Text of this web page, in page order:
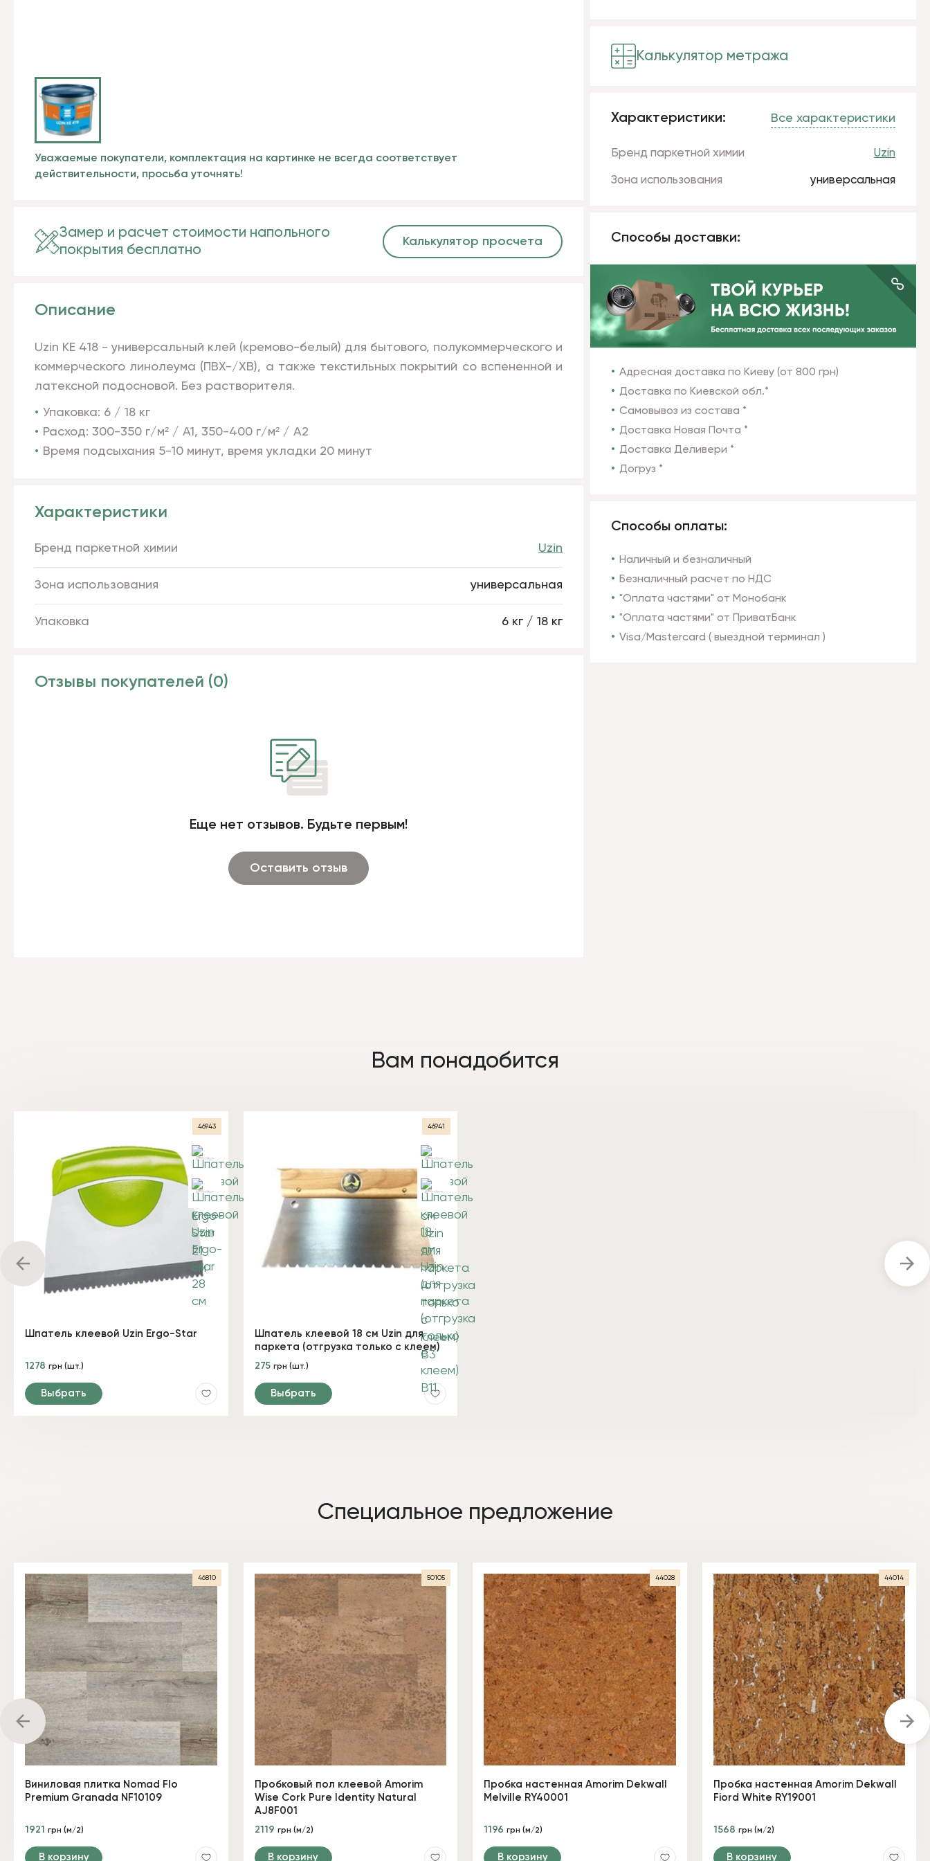
Уважаемые покупатели, комплектация на картинке не всегда соответствует
действительности, просьба уточнять!
Калькулятор метража
Характеристики: Все характеристики
Бренд паркетной химии Uzin
Зона использования универсальная
Способы доставки:
Адресная доставка по Киеву (от 800 грн)
Доставка по Киевской обл.*
Самовывоз из состава *
Доставка Новая Почта *
Доставка Деливери *
Догруз *
Способы оплаты:
Наличный и безналичный
Безналичный расчет по НДС
"Оплата частями" от Монобанк
"Оплата частями" от ПриватБанк
Visa/Mastercard ( выездной терминал )
Замер и расчет стоимости напольного
покрытия бесплатно
Калькулятор просчета
Описание
Uzin KE 418 - универсальный клей (кремово-белый) для бытового, полукоммерческого и
коммерческого линолеума (ПВХ-/ХВ), а также текстильных покрытий со вспененной и
латексной подосновой. Без растворителя.
Упаковка: 6 / 18 кг
Расход: 300-350 г/м² / A1, 350-400 г/м² / A2
Время подсыхания 5-10 минут, время укладки 20 минут
Характеристики
Бренд паркетной химии Uzin
Зона использования универсальная
Упаковка 6 кг / 18 кг
Отзывы покупателей (0)
Еще нет отзывов. Будьте первым!
Оставить отзыв
Вам понадобится
46943
Шпатель клеевой Uzin Ergo-Star
1278 грн (шт.)
Выбрать
46941
Шпатель клеевой 18 см Uzin для
паркета (отгрузка только с клеем)
275 грн (шт.)
Выбрать
Специальное предложение
46810
Виниловая плитка Nomad Flo
Premium Granada NF10109
1921 грн (м/2)
В корзину
50105
Пробковый пол клеевой Amorim
Wise Cork Pure Identity Natural
AJ8F001
2119 грн (м/2)
В корзину
44028
Пробка настенная Amorim Dekwall
Melville RY40001
1196 грн (м/2)
В корзину
44014
Пробка настенная Amorim Dekwall
Fiord White RY19001
1568 грн (м/2)
В корзину